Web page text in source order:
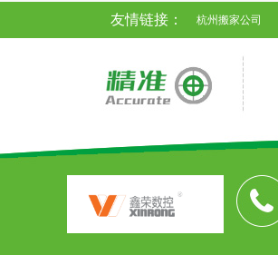
友情链接： 杭州搬家公司